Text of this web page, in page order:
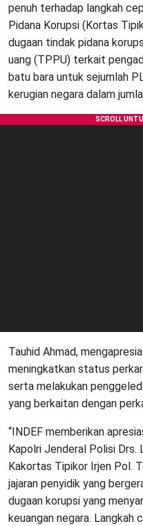
penuh terhadap langkah
Pidana Korupsi (Kortas
dugaan tindak pidana
uang (TPPU) terkait
batu bara untuk sejumlah
kerugian negara dalam
Tauhid Ahmad,
meningkatkan status
serta melakukan
yang berkaitan dengan
“INDEF memberikan
Kapolri Jenderal Polisi Drs.
Kakortas Tipikor Irjen Pol.
jajaran penyidik yang
dugaan korupsi yang
keuangan negara. Langkah